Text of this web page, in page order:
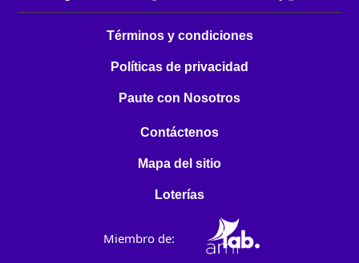
Términos y condiciones
Políticas de privacidad
Paute con Nosotros
Contáctenos
Mapa del sitio
Loterías
Miembro de: